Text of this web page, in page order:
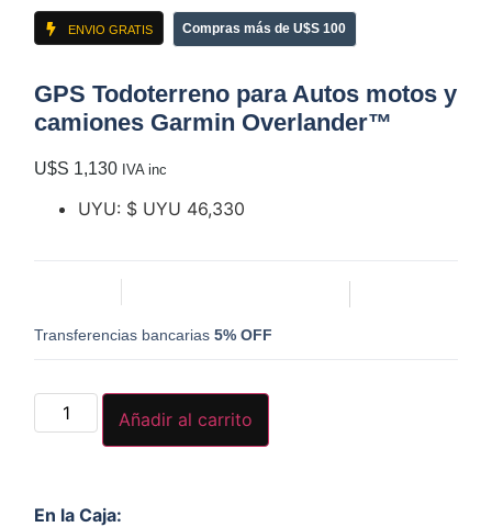
ENVIO GRATIS Compras más de U$S 100
GPS Todoterreno para Autos motos y
camiones Garmin Overlander™
U$S 1,130 IVA inc
UYU: $ UYU 46,330
Transferencias bancarias5% OFF
Añadir al carrito
En la Caja: